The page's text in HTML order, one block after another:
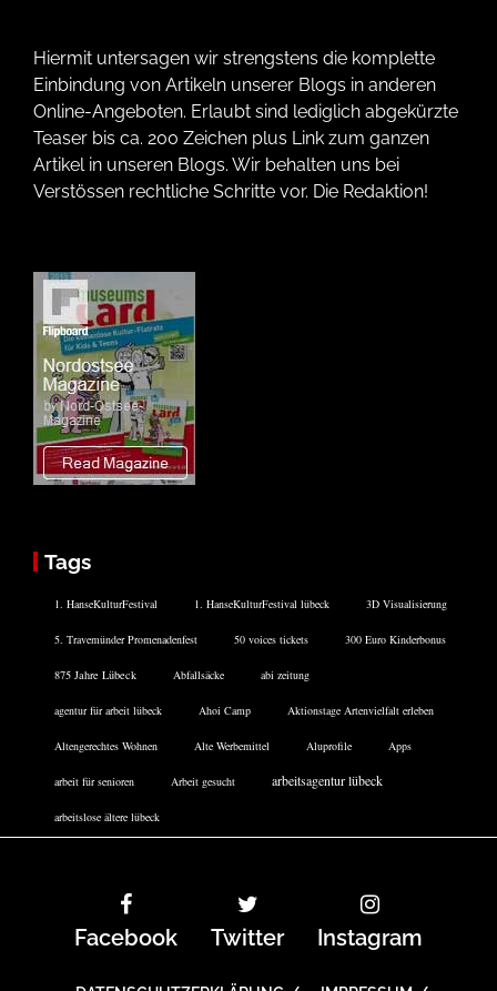
Hiermit untersagen wir strengstens die komplette
Einbindung von Artikeln unserer Blogs in anderen
Online-Angeboten. Erlaubt sind lediglich abgekürzte
Teaser bis ca. 200 Zeichen plus Link zum ganzen
Artikel in unseren Blogs. Wir behalten uns bei
Verstössen rechtliche Schritte vor. Die Redaktion!
Tags
1. HanseKulturFestival 1. HanseKulturFestival lübeck 3D Visualisierung
5. Travemünder Promenadenfest 50 voices tickets 300 Euro Kinderbonus
875 Jahre Lübeck Abfallsäcke abi zeitung
agentur für arbeit lübeck Ahoi Camp Aktionstage Artenvielfalt erleben
Altengerechtes Wohnen Alte Werbemittel Aluprofile Apps
arbeit für senioren Arbeit gesucht arbeitsagentur lübeck
arbeitslose ältere lübeck
Facebook Twitter Instagram